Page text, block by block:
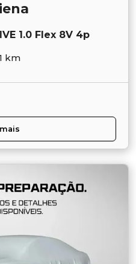
1.0 Flex 8V 4p
km